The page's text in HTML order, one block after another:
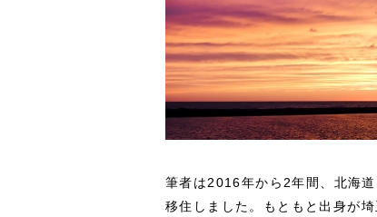
筆者は2016年から2年間、北海
移住しました。もともと出身が